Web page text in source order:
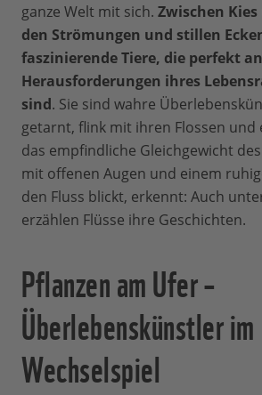
ganze Welt mit sich. Zwischen
den Strömungen und stillen
faszinierende Tiere, die perfekt
Herausforderungen ihres
sind. Sie sind wahre
getarnt, flink mit ihren Flossen
das empfindliche Gleichgewicht
mit offenen Augen und einem
den Fluss blickt, erkennt: Auch
erzählen Flüsse ihre Geschichten.
Pflanzen am Ufer –
Überlebenskünstler im
Wechselspiel